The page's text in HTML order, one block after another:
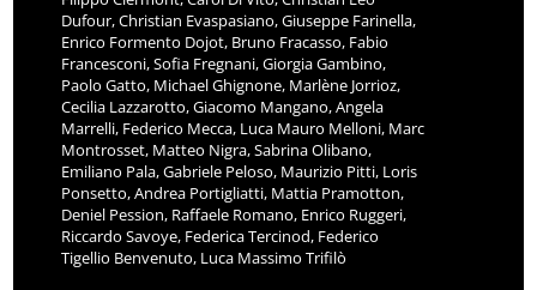
Dufour, Christian Evaspasiano, Giuseppe Farinella,
Enrico Formento Dojot, Bruno Fracasso, Fabio
Francesconi, Sofia Fregnani, Giorgia Gambino,
Paolo Gatto, Michael Ghignone, Marlène Jorrioz,
Cecilia Lazzarotto, Giacomo Mangano, Angela
Marrelli, Federico Mecca, Luca Mauro Melloni, Marc
Montrosset, Matteo Nigra, Sabrina Olibano,
Emiliano Pala, Gabriele Peloso, Maurizio Pitti, Loris
Ponsetto, Andrea Portigliatti, Mattia Pramotton,
Deniel Pession, Raffaele Romano, Enrico Ruggeri,
Riccardo Savoye, Federica Tercinod, Federico
Tigellio Benvenuto, Luca Massimo Trifilò